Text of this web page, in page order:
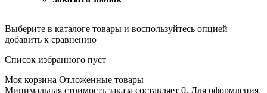
Выберите в каталоге товары и воспользуйтесь опцией
добавить к сравнению
Список избранного пуст
Моя корзина Отложенные товары
Минимальная стоимость заказа составляет 0. Для оформления